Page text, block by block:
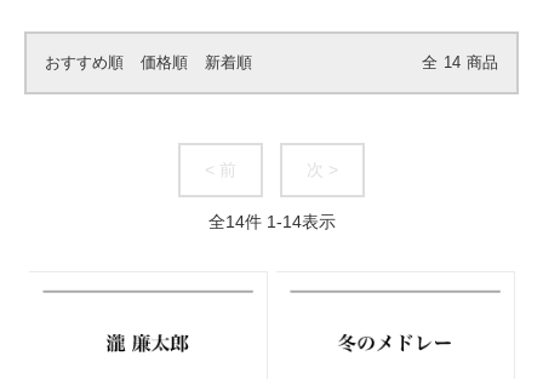
おすすめ順 価格順 新着順 全 14 商品
< 前 次 >
全14件 1-14表示